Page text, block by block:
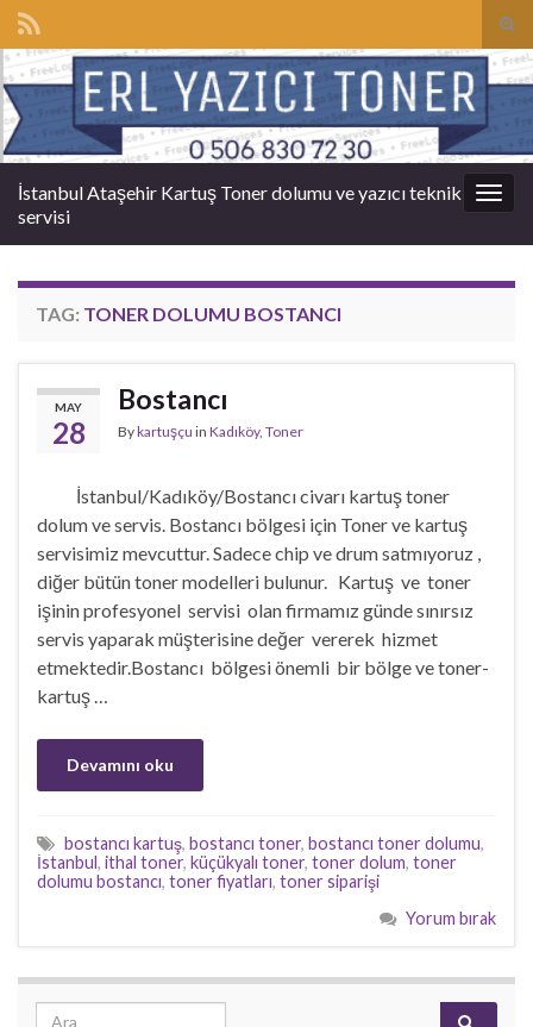
Search for:
İstanbul Ataşehir Kartuş Toner dolumu ve yazıcı teknik
servisi
TAG: TONER DOLUMU BOSTANCI
MAY
28
Bostancı
Bykartuşçu in Kadıköy, Toner
İstanbul/Kadıköy/Bostancı civarı kartuş toner
dolum ve servis. Bostancı bölgesi için Toner ve kartuş
servisimiz mevcuttur. Sadece chip ve drum satmıyoruz ,
diğer bütün toner modelleri bulunur. Kartuş ve toner
işinin profesyonel servisi olan firmamız günde sınırsız
servis yaparak müşterisine değer vererek hizmet
etmektedir.Bostancı bölgesi önemli bir bölge ve toner-
kartuş …
Devamını oku
bostancı kartuş, bostancı toner, bostancı toner dolumu,
İstanbul, ithal toner, küçükyalı toner, toner dolum, toner
dolumu bostancı, toner fiyatları, toner siparişi
Yorum bırak
Search for: